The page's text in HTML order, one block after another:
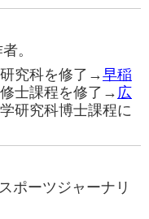
。
究科を修了→早稲
士課程を修了→広
研究科博士課程に
ポーツジャーナリ